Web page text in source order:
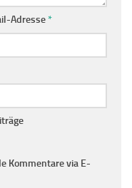
Adresse*
Kommentare via E-